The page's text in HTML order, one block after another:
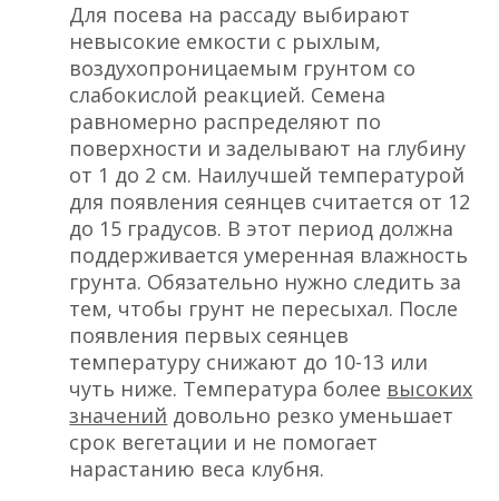
Для посева на рассаду выбирают
невысокие емкости с рыхлым,
воздухопроницаемым грунтом со
слабокислой реакцией. Семена
равномерно распределяют по
поверхности и заделывают на глубину
от 1 до 2 см. Наилучшей температурой
для появления сеянцев считается от 12
до 15 градусов. В этот период должна
поддерживается умеренная влажность
грунта. Обязательно нужно следить за
тем, чтобы грунт не пересыхал. После
появления первых сеянцев
температуру снижают до 10-13 или
чуть ниже. Температура более высоких
значений довольно резко уменьшает
срок вегетации и не помогает
нарастанию веса клубня.